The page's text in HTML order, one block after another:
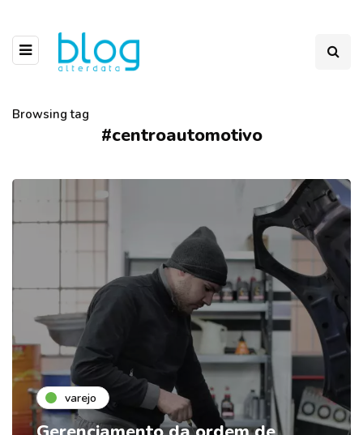
Browsing tag
#centroautomotivo
varejo